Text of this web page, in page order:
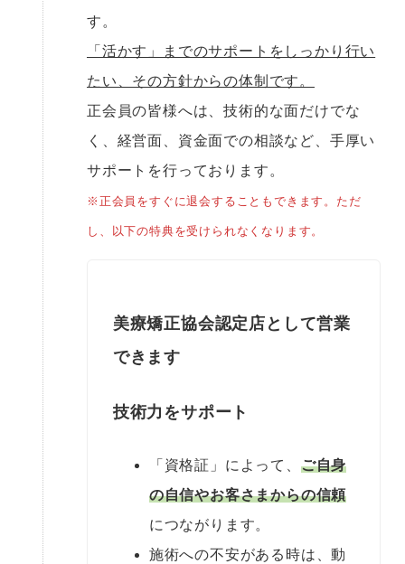
す。
「活かす」までのサポートをしっかり行い
たい、その方針からの体制です。
正会員の皆様へは、技術的な面だけでな
く、経営面、資金面での相談など、手厚い
サポートを行っております。
※正会員をすぐに退会することもできます。ただ
し、以下の特典を受けられなくなります。
美療矯正協会認定店として営業
できます
技術力をサポート
「資格証」によって、 ご自身
の自信やお客さまからの信頼
につながります。
施術への不安がある時は、動